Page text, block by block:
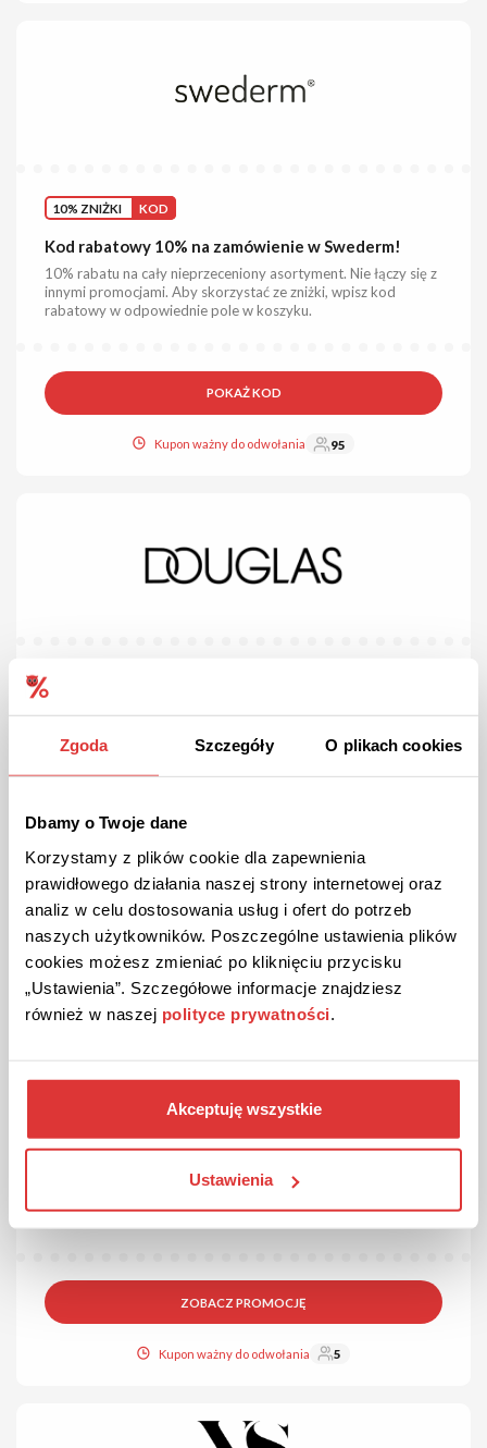
Zgoda Szczegóły O plikach cookies
Dbamy o Twoje dane
Korzystamy z plików cookie dla zapewnienia
prawidłowego działania naszej strony internetowej oraz
analiz w celu dostosowania usług i ofert do potrzeb
naszych użytkowników. Poszczególne ustawienia plików
cookies możesz zmieniać po kliknięciu przycisku
„Ustawienia”. Szczegółowe informacje znajdziesz
również w naszej polityce prywatności
Akceptuję wszystkie
Ustawienia
10% ZNIŻKI KOD
Kod rabatowy 10% na zamówienie w Swederm!
10% rabatu na cały nieprzeceniony asortyment. Nie łączy się z
innymi promocjami. Aby skorzystać ze zniżki, wpisz kod
rabatowy w odpowiednie pole w koszyku.
POKAŻ KOD
Kupon ważny do odwołania 95
Kod rabatowy 20% na zakupy w Douglas!
Odbierz 20% rabatu na zakupy zapisując się do bezpłatnego
DO 40% ZNIŻKI PROMOCJA
Promocje do 40% w YourSkin Shop!
ZOBACZ PROMOCJĘ
Kupon ważny do odwołania 5